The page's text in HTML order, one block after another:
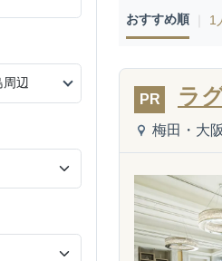
おすすめ順 1
PR ラ
梅田・大